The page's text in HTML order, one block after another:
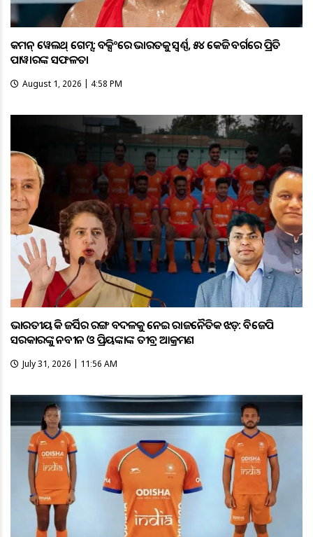
କମନ୍ ୱେଲଥ୍ ଗେମ୍ସ: ବକ୍ସିଂରେ ଭାରତକୁ ସ୍ବର୍ଣ୍ଣ, ୫୪ କେଜି ବର୍ଗରେ ପ୍ରିତି
ପାୱାରଙ୍କ ସଫଳତା
August 1, 2026 | 4:58 PM
ଭାରତୀୟ ହକି ଜର୍ସିର ରଙ୍ଗ ବଦଳକୁ ନେଇ ରାଜନୈତିକ ଝଡ଼: ବିଜେପି
ସରକାରଙ୍କୁ ନବୀନ ଓ ପ୍ରିୟଙ୍କାଙ୍କ ତୀବ୍ର ଆକ୍ରମଣ
July 31, 2026 | 11:56 AM